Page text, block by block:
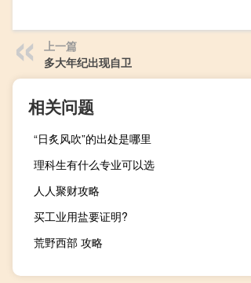
上一篇
多大年纪出现自卫
相关问题
“日炙风吹”的出处是哪里
理科生有什么专业可以选
人人聚财攻略
买工业用盐要证明?
荒野西部 攻略